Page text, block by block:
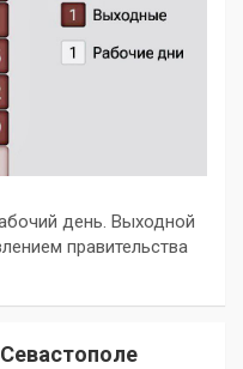
день. Выходной
правительства